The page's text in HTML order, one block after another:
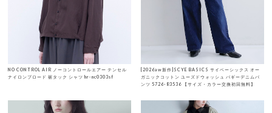
NO CONTROL AIR ノーコントロールエアー テンセル
ナイロンブロード 裾タック シャツ hr-nc0303sf
[2026aw新作]SCYE BASICS サイベーシックス オー
ガニックコットン ユーズドウォッシュ バギーデニムパ
ンツ 5726-83536 【サイズ・カラー交換初回無料】